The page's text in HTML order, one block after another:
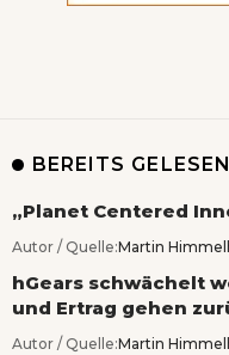
BEREITS
„Planet Centered
Autor / Quelle:Martin
hGears schwächelt
und Ertrag gehen
Autor / Quelle:Martin